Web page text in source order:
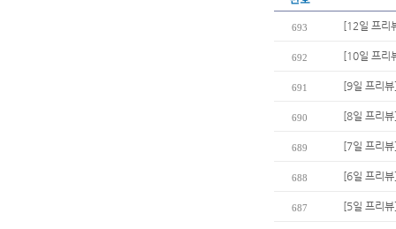
693 [12일 프리
692 [10일 프리
691 [9일 프리
690 [8일 프리
689 [7일 프리
688 [6일 프리
687 [5일 프리